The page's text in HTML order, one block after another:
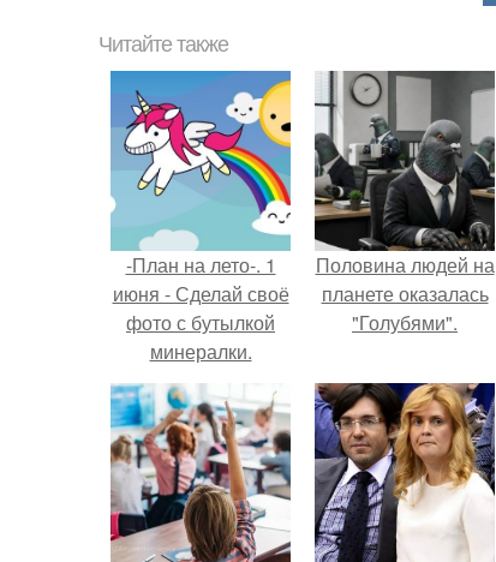
Читайте также
-План на лето-. 1
июня - Сделай своё
фото с бутылкой
минералки.
Половина людей на
планете оказалась
"Голубями".